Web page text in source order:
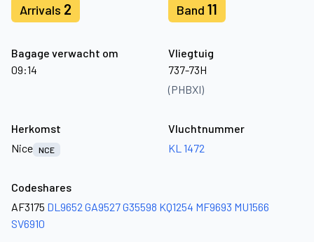
Arrivals 2 Band 11
Bagage verwacht om
09:14
Vliegtuig
737-73H
(PHBXI)
Herkomst
Nice NCE
Vluchtnummer
KL 1472
Codeshares
AF3175 DL9652 GA9527G35598 KQ1254 MF9693 MU1566
SV6910